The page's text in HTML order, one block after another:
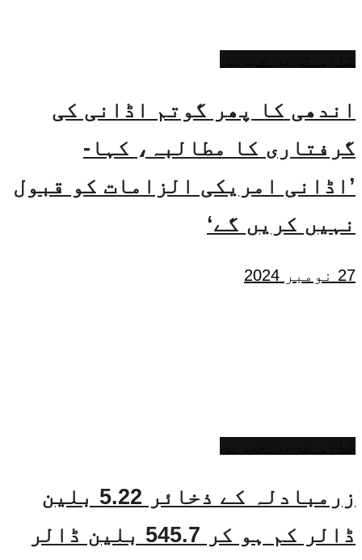
اندھی کا پھر گوتم اڈانی کی
گرفتاری کا مطالبہ، کہا-
’اڈانی امریکی الزامات کو قبول
نہیں کریں گے‘
27 نومبر 2024
زرمبادلہ کے ذخائر 5.22 بلین
ڈالر کم ہو کر 545.7 بلین ڈالر